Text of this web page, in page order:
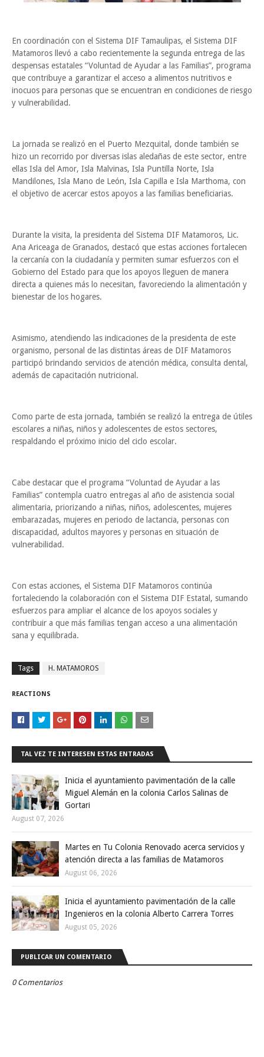
En coordinación con el Sistema DIF Tamaulipas, el Sistema DIF
Matamoros llevó a cabo recientemente la segunda entrega de las
despensas estatales “Voluntad de Ayudar a las Familias”, programa
que contribuye a garantizar el acceso a alimentos nutritivos e
inocuos para personas que se encuentran en condiciones de riesgo
y vulnerabilidad.
La jornada se realizó en el Puerto Mezquital, donde también se
hizo un recorrido por diversas islas aledañas de este sector, entre
ellas Isla del Amor, Isla Malvinas, Isla Puntilla Norte, Isla
Mandilones, Isla Mano de León, Isla Capilla e Isla Marthoma, con
el objetivo de acercar estos apoyos a las familias beneficiarias.
Durante la visita, la presidenta del Sistema DIF Matamoros, Lic.
Ana Ariceaga de Granados, destacó que estas acciones fortalecen
la cercanía con la ciudadanía y permiten sumar esfuerzos con el
Gobierno del Estado para que los apoyos lleguen de manera
directa a quienes más lo necesitan, favoreciendo la alimentación y
bienestar de los hogares.
Asimismo, atendiendo las indicaciones de la presidenta de este
organismo, personal de las distintas áreas de DIF Matamoros
participó brindando servicios de atención médica, consulta dental,
además de capacitación nutricional.
Como parte de esta jornada, también se realizó la entrega de útiles
escolares a niñas, niños y adolescentes de estos sectores,
respaldando el próximo inicio del ciclo escolar.
Cabe destacar que el programa “Voluntad de Ayudar a las
Familias” contempla cuatro entregas al año de asistencia social
alimentaria, priorizando a niñas, niños, adolescentes, mujeres
embarazadas, mujeres en periodo de lactancia, personas con
discapacidad, adultos mayores y personas en situación de
vulnerabilidad.
Con estas acciones, el Sistema DIF Matamoros continúa
fortaleciendo la colaboración con el Sistema DIF Estatal, sumando
esfuerzos para ampliar el alcance de los apoyos sociales y
contribuir a que más familias tengan acceso a una alimentación
sana y equilibrada.
Tags H. MATAMOROS
REACTIONS
TAL VEZ TE INTERESEN ESTAS ENTRADAS
Inicia el ayuntamiento pavimentación de la calle
Miguel Alemán en la colonia Carlos Salinas de
Gortari
August 07, 2026
Martes en Tu Colonia Renovado acerca servicios y
atención directa a las familias de Matamoros
August 06, 2026
Inicia el ayuntamiento pavimentación de la calle
Ingenieros en la colonia Alberto Carrera Torres
August 05, 2026
PUBLICAR UN COMENTARIO
0 Comentarios